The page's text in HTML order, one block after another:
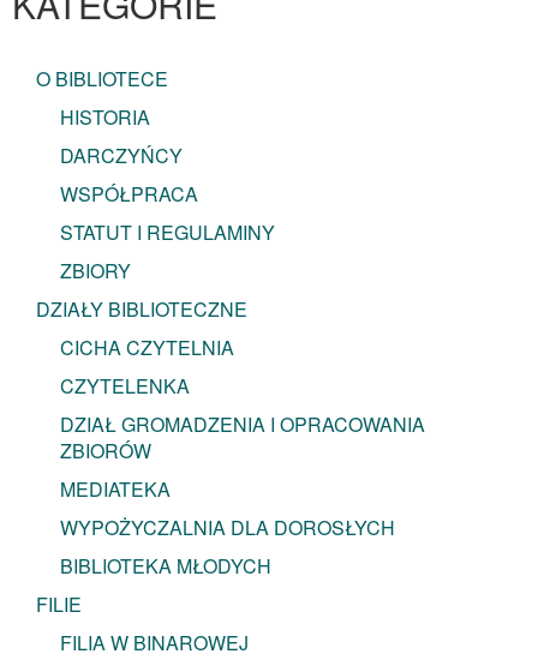
O BIBLIOTECE
HISTORIA
DARCZYŃCY
WSPÓŁPRACA
STATUT I REGULAMINY
ZBIORY
DZIAŁY BIBLIOTECZNE
CICHA CZYTELNIA
CZYTELENKA
DZIAŁ GROMADZENIA I OPRACOWANIA
ZBIORÓW
MEDIATEKA
WYPOŻYCZALNIA DLA DOROSŁYCH
BIBLIOTEKA MŁODYCH
FILIE
FILIA W BINAROWEJ